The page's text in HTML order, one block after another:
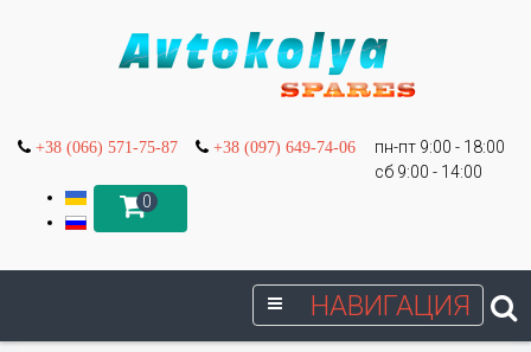
+38 (066) 571-75-87 +38 (097) 649-74-06
пн-пт 9:00 - 18:00
сб 9:00 - 14:00
0
НАВИГАЦИЯ